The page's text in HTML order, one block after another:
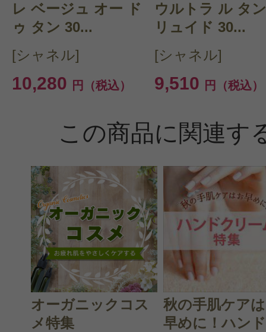
投稿日：2023年10月
感じた効能：フィット感/色持ちがよ
購入色：56 カーキメタル
何本かリピートしています。黒より
くないアイライナーを探していま
カーキなので秋や冬のファッショ
り馴染みやすくて垢抜けた感じにな
レ ベージュ オー ド
ゥ タン 30...
[シャネル]
10,280 円（税込）
ウルトラ ル タ
リュイド 30...
[シャネル]
9,510 円（税込）
この商品に関連す
オーガニックコス
メ特集
秋の手肌ケア
早めに！ハン